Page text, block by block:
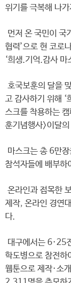
위기를 극복해 나
먼저 온 국민이 국
협력’으로 현 코로
‘희생.기억.감사 마
호국보훈의 달을
고 감사하기 위해 ‘
스크를 착용하는
훈기념행사>이달
마스크는 총 6만
참석자들에 배부하
온라인과 접목한
제작, 온라인 경연
다.
대구에서는 6·25
학도병으로 참전하
웹툰으로 제작·소